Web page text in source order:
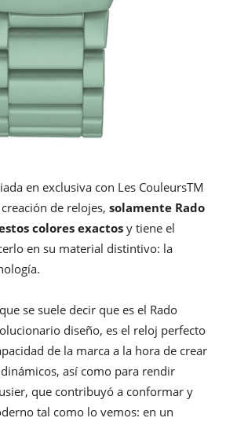
en exclusiva con Les CouleursTM
de relojes, solamente Rado
colores exactos y tiene el
en su material distintivo: la
se suele decir que es el Rado
diseño, es el reloj perfecto
de la marca a la hora de crear
así como para rendir
que contribuyó a conformar y
tal como lo vemos: en un